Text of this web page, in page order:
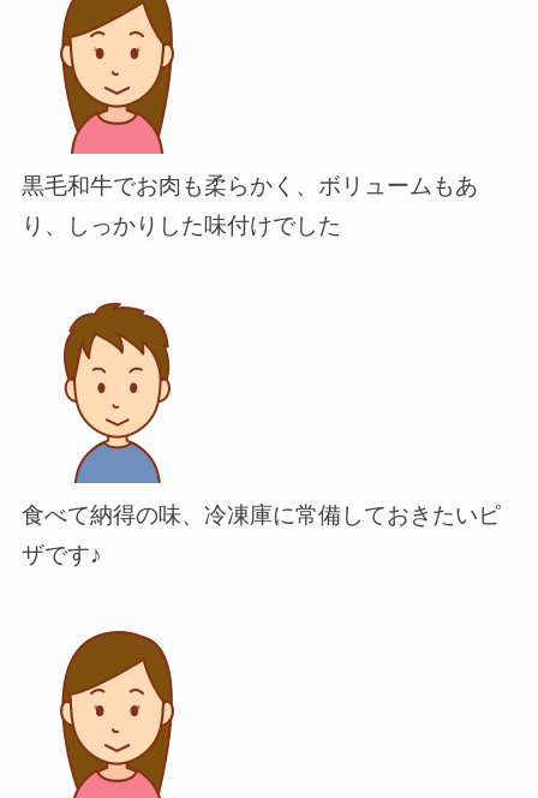
黒毛和牛でお肉も柔らかく、ボリュームもあ
り、しっかりした味付けでした
食べて納得の味、冷凍庫に常備しておきたいピ
ザです♪